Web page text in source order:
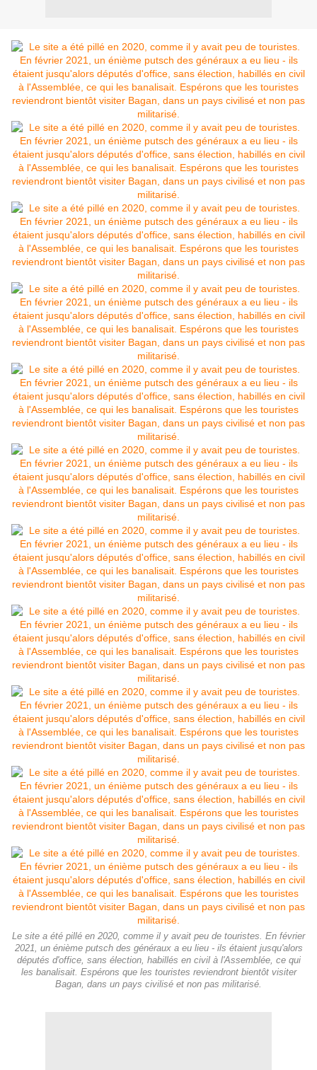
Le site a été pillé en 2020, comme il y avait peu de touristes. En février
2021, un énième putsch des généraux a eu lieu - ils étaient jusqu'alors
députés d'office, sans élection, habillés en civil à l'Assemblée, ce qui
les banalisait. Espérons que les touristes reviendront bientôt visiter
Bagan, dans un pays civilisé et non pas militarisé.